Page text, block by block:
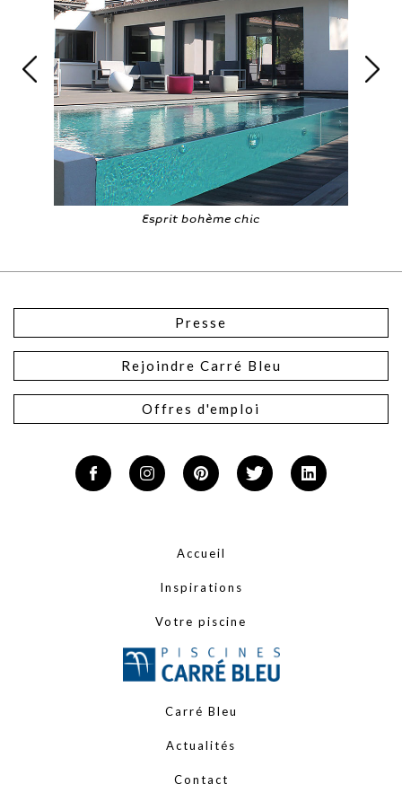
Esprit bohème chic
Presse
Rejoindre Carré Bleu
Offres d'emploi
Accueil
Inspirations
Votre piscine
Carré Bleu
Actualités
Contact